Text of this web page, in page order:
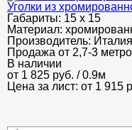
Уголки из
Габариты: 15 х 15
Материал:
Производитель: Италия
Продажа от 2,7-3
В наличии
от 1 825 руб. / 0.9м
Цена за лист: от 1 915